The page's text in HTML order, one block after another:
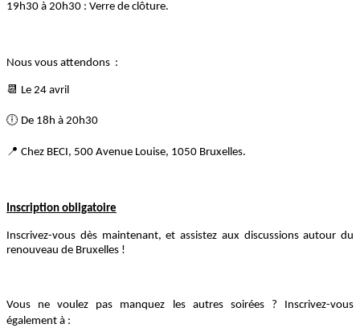
19h30 à 20h30 : Verre de clôture.
Nous vous attendons :
📆 ​ Le 24 avril
🕕 De 18h à 20h30
📍 Chez BECI, 500 Avenue Louise, 1050 Bruxelles.
Inscription obligatoire
Inscrivez-vous dès maintenant, et assistez aux discussions autour du
renouveau de Bruxelles !
Vous ne voulez pas manquez les autres soirées ? Inscrivez-vous
également à :